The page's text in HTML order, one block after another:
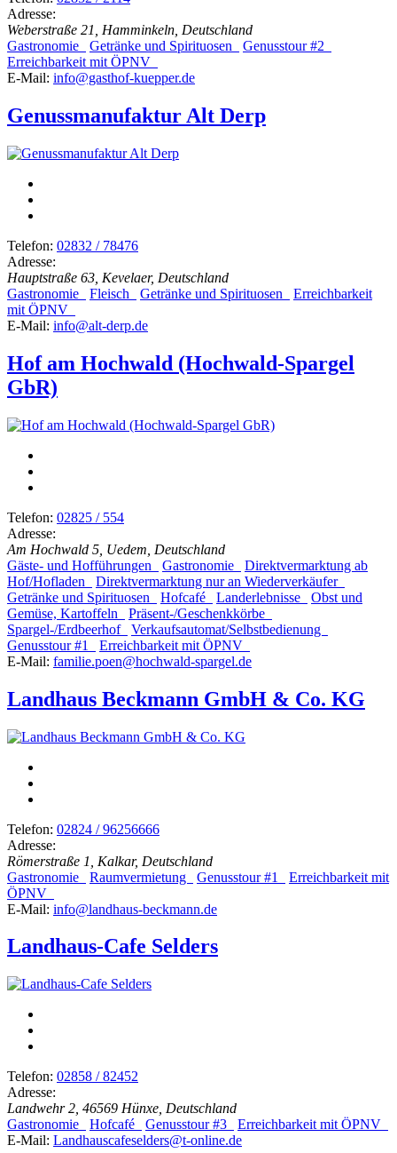
Adresse:
Weberstraße 21, Hamminkeln, Deutschland
Gastronomie
Getränke und Spirituosen
Genusstour #2
Erreichbarkeit mit ÖPNV
E-Mail: info@gasthof-kuepper.de
Genussmanufaktur Alt Derp
Telefon: 02832 / 78476
Adresse:
Hauptstraße 63, Kevelaer, Deutschland
Gastronomie
Fleisch Getränke und Spirituosen
Erreichbarkeit
mit ÖPNV
E-Mail: info@alt-derp.de
Hof am Hochwald (Hochwald-Spargel
GbR)
Telefon: 02825 / 554
Adresse:
Am Hochwald 5, Uedem, Deutschland
Gäste- und Hofführungen
Gastronomie
Direktvermarktung ab
Hof/Hofladen
Direktvermarktung nur an Wiederverkäufer
Getränke und Spirituosen
Hofcafé Landerlebnisse
Obst und
Gemüse, Kartoffeln
Präsent-/Geschenkkörbe
Spargel-/Erdbeerhof
Verkaufsautomat/Selbstbedienung
Genusstour #1
Erreichbarkeit mit ÖPNV
E-Mail: familie.poen@hochwald-spargel.de
Landhaus Beckmann GmbH & Co. KG
Telefon: 02824 / 96256666
Adresse:
Römerstraße 1, Kalkar, Deutschland
Gastronomie
Raumvermietung Genusstour #1
Erreichbarkeit mit
ÖPNV
E-Mail: info@landhaus-beckmann.de
Landhaus-Cafe Selders
Telefon: 02858 / 82452
Adresse:
Landwehr 2, 46569 Hünxe, Deutschland
Gastronomie
Hofcafé Genusstour #3
Erreichbarkeit mit ÖPNV
E-Mail: Landhauscafeselders@t-online.de